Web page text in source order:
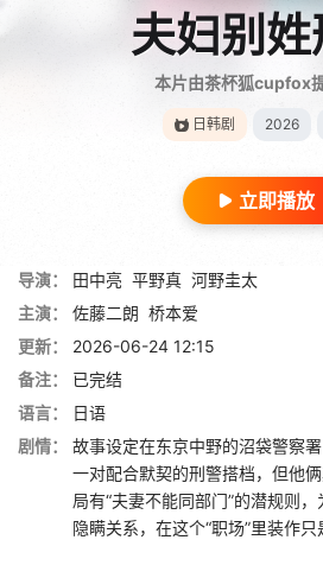
夫妇别
本片由茶杯狐cupfox
日韩剧 2026
立即播放
导演： 田中亮 平野真 河野圭太
主演：
佐藤二朗 桥本爱
更新：
2026-06-24 12:15
备注：
已完结
语言：
日语
剧情：
故事设定在东京中野的沼袋警察
一对配合默契的刑警搭档，但他
局有“夫妻不能同部门”的潜规则
隐瞒关系，在这个“职场”里装作只